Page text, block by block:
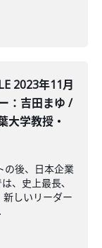
2023年11月
：吉田まゆ /
大学教授・
の後、日本企業
、史上最長､
しいリーダー